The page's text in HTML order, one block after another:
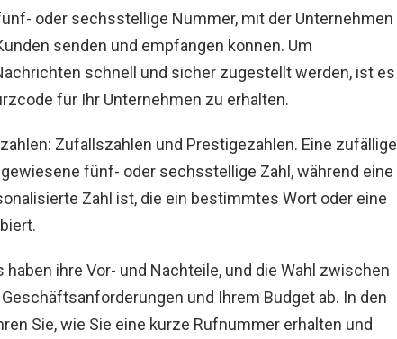
oder sechsstellige Nummer, mit der Unternehmen
senden und empfangen können. Um
schnell und sicher zugestellt werden, ist es
für Ihr Unternehmen zu erhalten.
Zufallszahlen und Prestigezahlen. Eine zufällige
fünf- oder sechsstellige Zahl, während eine
Zahl ist, die ein bestimmtes Wort oder eine
ihre Vor- und Nachteile, und die Wahl zwischen
und Ihrem Budget ab. In den
Sie, wie Sie eine kurze Rufnummer erhalten und